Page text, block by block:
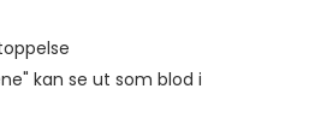
kan se ut som blod i